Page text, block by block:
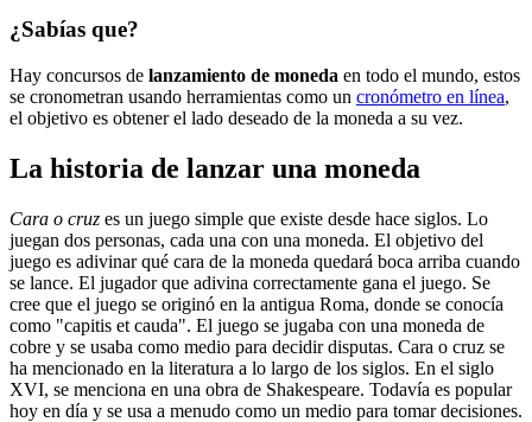
¿Sabías que?
Hay concursos de lanzamiento de moneda en todo el mundo, estos
se cronometran usando herramientas como un cronómetro en línea,
el objetivo es obtener el lado deseado de la moneda a su vez.
La historia de lanzar una moneda
Cara o cruz es un juego simple que existe desde hace siglos. Lo
juegan dos personas, cada una con una moneda. El objetivo del
juego es adivinar qué cara de la moneda quedará boca arriba cuando
se lance. El jugador que adivina correctamente gana el juego. Se
cree que el juego se originó en la antigua Roma, donde se conocía
como "capitis et cauda". El juego se jugaba con una moneda de
cobre y se usaba como medio para decidir disputas. Cara o cruz se
ha mencionado en la literatura a lo largo de los siglos. En el siglo
XVI, se menciona en una obra de Shakespeare. Todavía es popular
hoy en día y se usa a menudo como un medio para tomar decisiones.